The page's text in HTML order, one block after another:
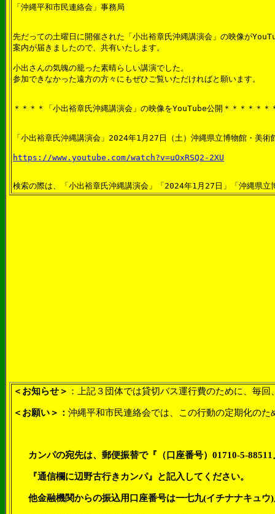
「沖縄平和市民連絡会」事務局
先だっての土曜日に開催された「小出裕章氏沖縄講演会」の映像が
案内が届きましたので、共有いたします。
小出さんの気魄の籠った素晴らしい講演でした。
参加できなかった遠方の方々にもぜひご覧いただければと願います。
＊＊＊＊「小出裕章氏沖縄講演会」の映像をYouTube公開＊＊＊＊＊＊
「小出裕章氏沖縄講演会」2024年1月27日（土）沖縄県立博物館・美術
https://www.youtube.com/watch?v=uOxRSQ2-2XU
検索の際は、「小出裕章氏沖縄講演会」「2024年1月27日」「沖縄県立
＜お知らせ＞ ：上記３団体では貸切バス運行費のために、毎
＜お願い＞： 沖縄平和市民連絡会では、この行動の定期化の
カンパの宛先は、郵便振替で『（口座番号）01710-5-
『通信欄に辺野古行きカンパ』と記入してください。
他金融機関からの振込用口座番号は一七九(イチナナキュ